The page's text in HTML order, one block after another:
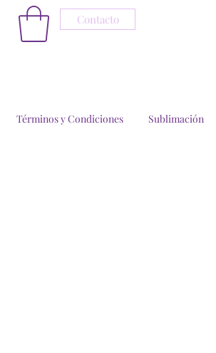
Contacto
Términos y Condiciones Sublimación